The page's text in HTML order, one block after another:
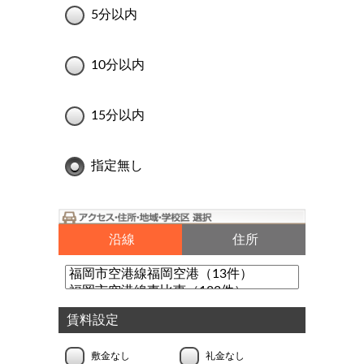
5分以内
10分以内
15分以内
指定無し
沿線 住所
賃料設定
敷金なし 礼金なし